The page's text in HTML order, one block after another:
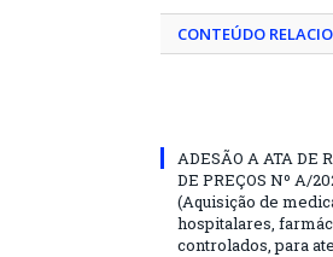
CONTEÚDO
ADESÃO A ATA DE
DE PREÇOS Nº A/
(Aquisição de
hospitalares,
controlados, para